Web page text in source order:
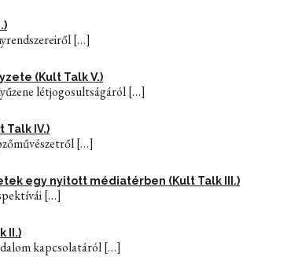
[…]
(Kult Talk V.)
létjogosultságáról[…]
Talk IV.)
[…]
egy nyitott médiatérben (Kult Talk III.)
[…]
II.)
kapcsolatáról[…]